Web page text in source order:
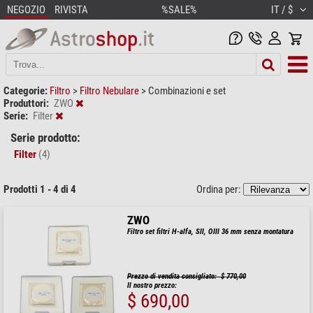
NEGOZIO RIVISTA %SALE% IT / $
Categorie: Filtro > Filtro Nebulare > Combinazioni e set
Produttori: ZWO
Serie: Filter
Serie prodotto:
Filter (4)
Prodotti 1 - 4 di 4 Ordina per:
ZWO
Filtro set filtri H-alfa, SII, OIII 36 mm senza montatura
Prezzo di vendita consigliato: $ 770,00
Il nostro prezzo:
$ 690,00